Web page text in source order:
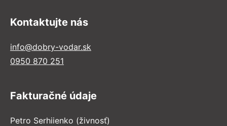
Kontaktujte nás
info@dobry-vodar.sk
0950 870 251
Fakturačné údaje
Petro Serhiienko (živnosť)